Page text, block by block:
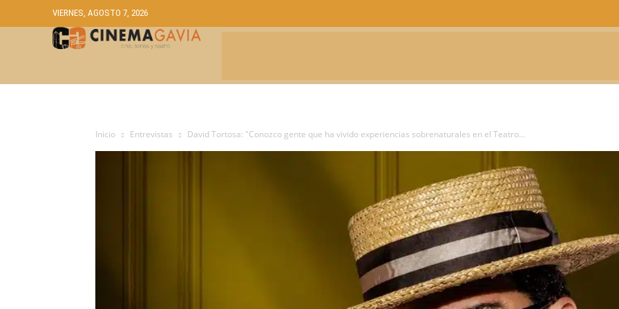
VIERNES, AGOSTO 7, 2026
Inicio Entrevistas David Tortosa: "Conozco gente que ha vivido experiencias sobrenaturales en el Teatro...